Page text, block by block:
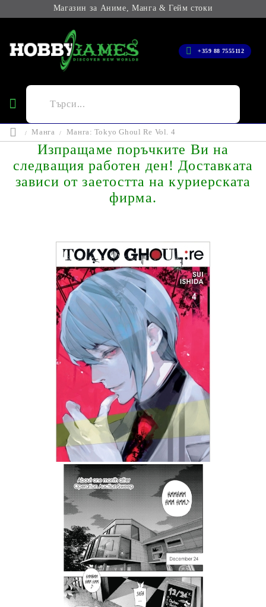
Магазин за Аниме, Манга & Гейм стоки
+359 88 7555112
Манга Манга: Tokyo Ghoul Re Vol. 4
Изпращаме поръчките Ви на
следващия работен ден! Доставката
зависи от заетостта на куриерската
фирма.